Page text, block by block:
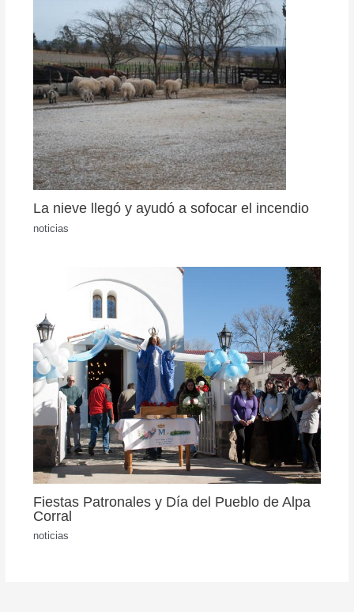
La nieve llegó y ayudó a sofocar el incendio
noticias
Fiestas Patronales y Día del Pueblo de Alpa
Corral
noticias